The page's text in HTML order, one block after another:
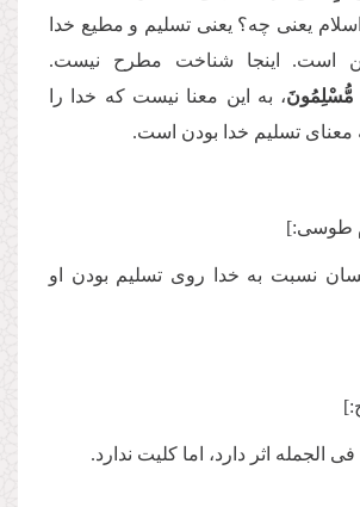
یعنی چه؟ یعنی تسلیم و مطیع خدا
است. اینجا شناخت مطرح نیست.
مُّسْلِمُونَ، به این معنا نیست که خدا را
معنای تسلیم خدا بودن است.
طوسی:]‌
نسبت به خدا روی تسلیم بودن او
الجمله اثر دارد، اما کلیت ندارد.